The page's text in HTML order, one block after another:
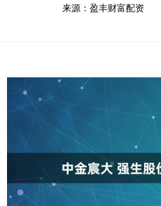
来源：盈丰财富配资